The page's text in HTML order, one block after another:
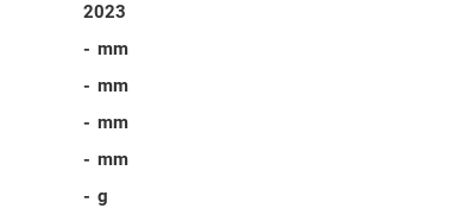
2023
- mm
- mm
- mm
- mm
- g